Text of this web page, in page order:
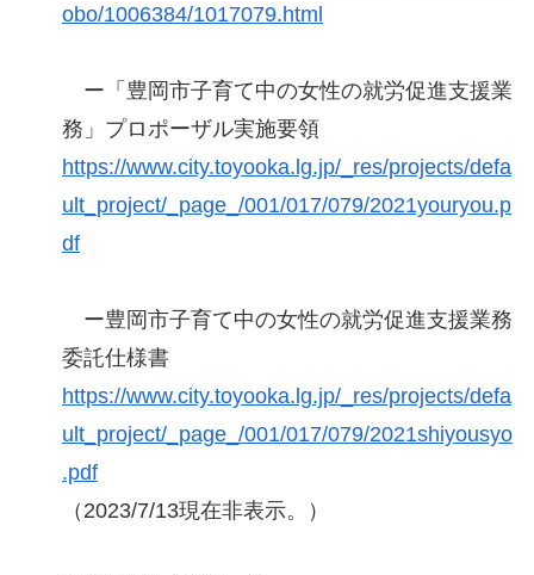
obo/1006384/1017079.html
ー「豊岡市子育て中の女性の就労促進支援業
務」プロポーザル実施要領
https://www.city.toyooka.lg.jp/_res/projects/defa
ult_project/_page_/001/017/079/2021youryou.p
df
ー豊岡市子育て中の女性の就労促進支援業務
委託仕様書
https://www.city.toyooka.lg.jp/_res/projects/defa
ult_project/_page_/001/017/079/2021shiyousyo
.pdf
（2023/7/13現在非表示。）